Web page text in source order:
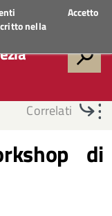
nella
Accetto
Correlati
di